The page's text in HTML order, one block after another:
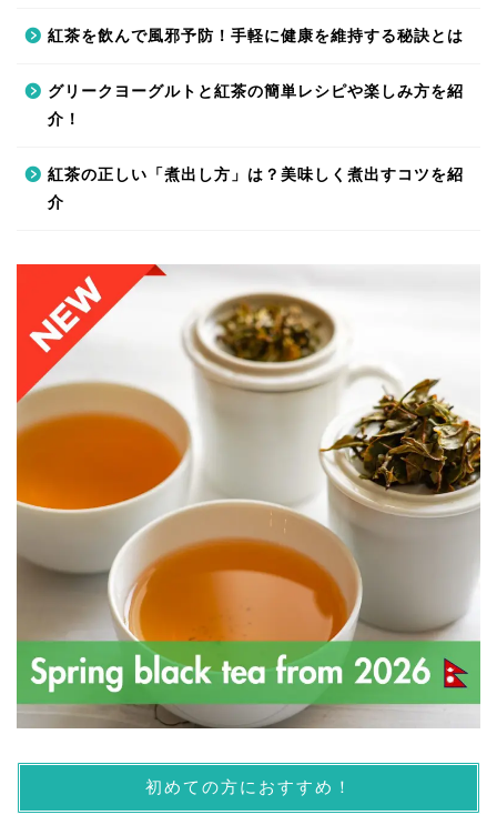
紅茶を飲んで風邪予防！手軽に健康を維持する秘訣とは
グリークヨーグルトと紅茶の簡単レシピや楽しみ方を紹
介！
紅茶の正しい「煮出し方」は？美味しく煮出すコツを紹
介
初めての方におすすめ！